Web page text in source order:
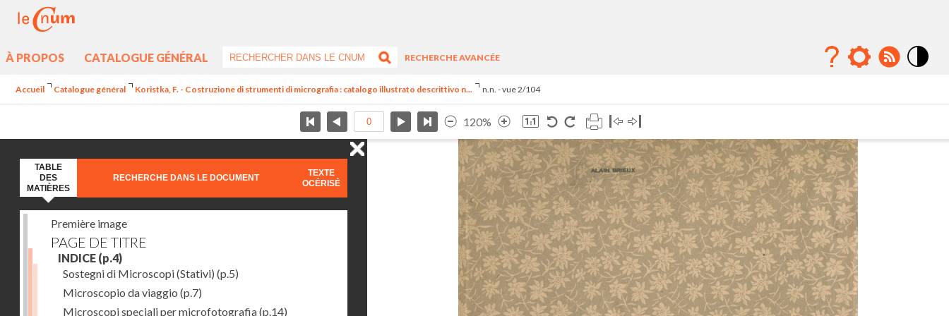
À PROPOS CATALOGUE GÉNÉRAL
RECHERCHE AVANCÉE
Accueil Catalogue général Koristka, F. - Costruzione di strumenti di micrografia : catalogo illustrato descrittivo n... n.n. - vue 2/104
120%
TABLE
DES
MATIÈRES
RECHERCHE DANS LE DOCUMENT
TEXTE
OCÉRISÉ
Première image
PAGE DE TITRE
INDICE (p.4)
Sostegni di Microscopi (Stativi) (p.5)
Microscopio da viaggio (p.7)
Microscopi speciali per microfotografia(p.14)